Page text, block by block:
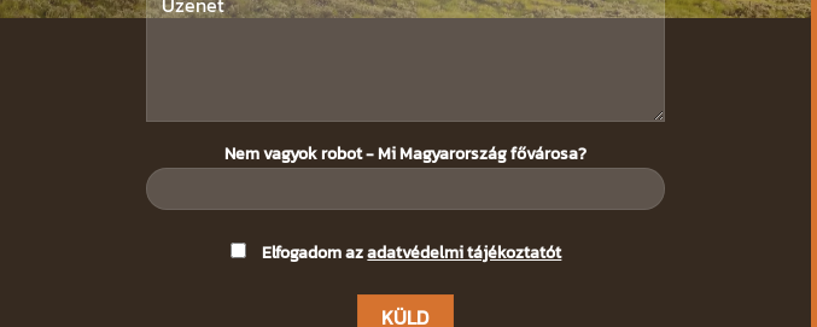
Nem vagyok robot - Mi Magyarország fővárosa?
Elfogadom azadatvédelmi tájékoztatót